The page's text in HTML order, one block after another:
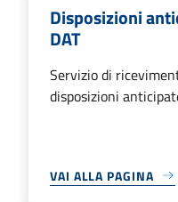
Disposizioni
DAT
Servizio di
disposizioni
VAI ALLA PAGINA